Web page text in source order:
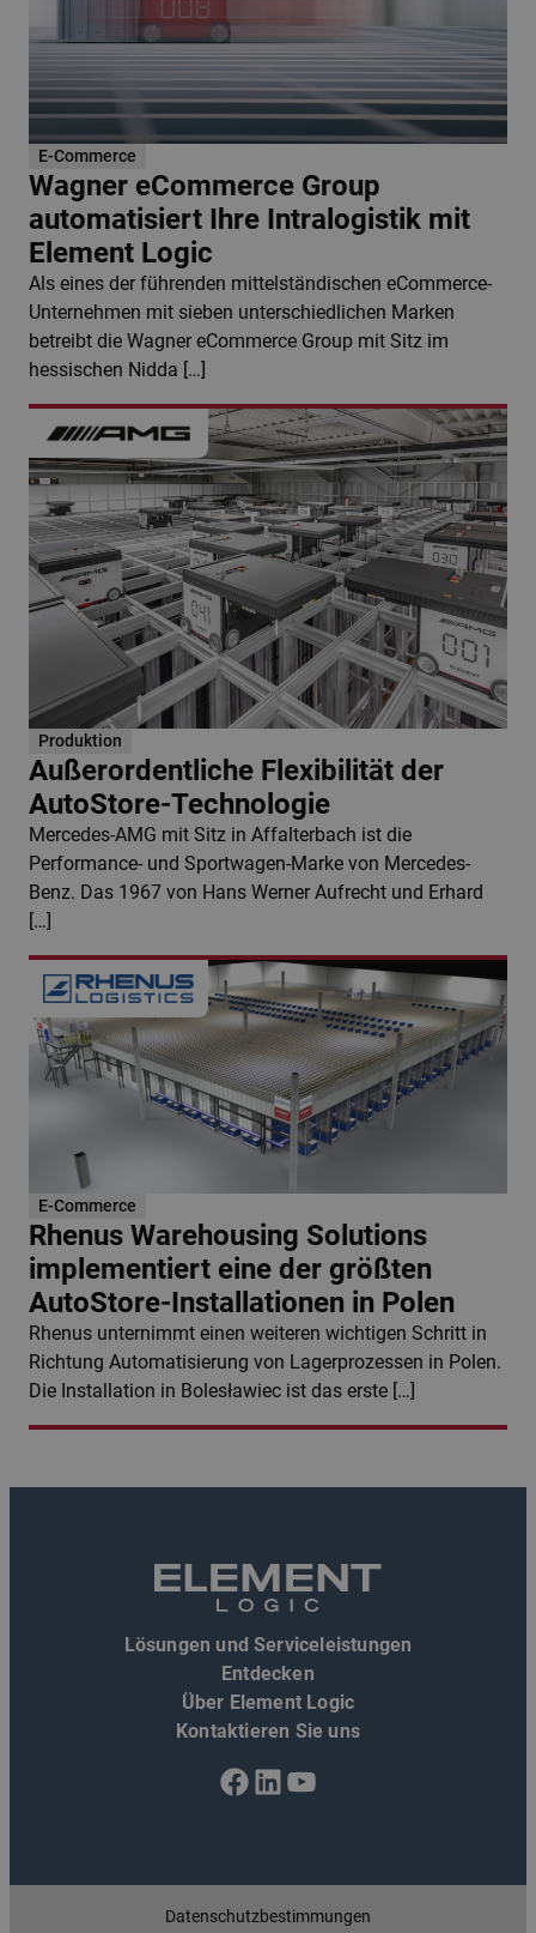
E-Commerce
Wagner eCommerce Group
automatisiert Ihre Intralogistik mit
Element Logic
Als eines der führenden mittelständischen eCommerce-
Unternehmen mit sieben unterschiedlichen Marken
betreibt die Wagner eCommerce Group mit Sitz im
hessischen Nidda […]
Produktion
Außerordentliche Flexibilität der
AutoStore-Technologie
Mercedes-AMG mit Sitz in Affalterbach ist die
Performance- und Sportwagen-Marke von Mercedes-
Benz. Das 1967 von Hans Werner Aufrecht und Erhard
[…]
E-Commerce
Rhenus Warehousing Solutions
implementiert eine der größten
AutoStore-Installationen in Polen
Rhenus unternimmt einen weiteren wichtigen Schritt in
Richtung Automatisierung von Lagerprozessen in Polen.
Die Installation in Bolesławiec ist das erste […]
Lösungen und Serviceleistungen
Entdecken
Über Element Logic
Kontaktieren Sie uns
Facebook
LinkedIn
YouTube
Datenschutzbestimmungen